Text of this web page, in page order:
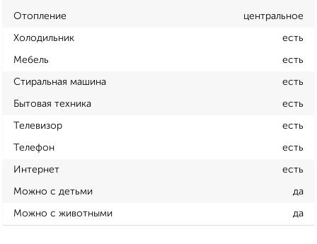
Отопление центральное
Холодильник есть
Мебель есть
Стиральная машина есть
Бытовая техника есть
Телевизор есть
Телефон есть
Интернет есть
Можно с детьми да
Можно с животными да